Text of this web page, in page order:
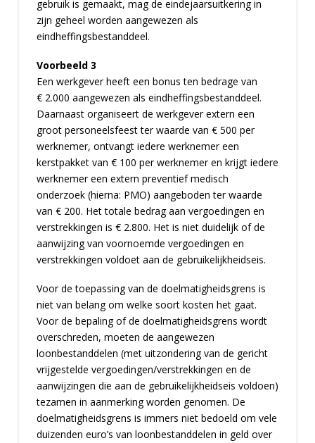
gebruik is gemaakt, mag de eindejaarsuitkering in
zijn geheel worden aangewezen als
eindheffingsbestanddeel.
Voorbeeld 3
Een werkgever heeft een bonus ten bedrage van
€ 2.000 aangewezen als eindheffingsbestanddeel.
Daarnaast organiseert de werkgever extern een
groot personeelsfeest ter waarde van € 500 per
werknemer, ontvangt iedere werknemer een
kerstpakket van € 100 per werknemer en krijgt iedere
werknemer een extern preventief medisch
onderzoek (hierna: PMO) aangeboden ter waarde
van € 200. Het totale bedrag aan vergoedingen en
verstrekkingen is € 2.800. Het is niet duidelijk of de
aanwijzing van voornoemde vergoedingen en
verstrekkingen voldoet aan de gebruikelijkheidseis.
Voor de toepassing van de doelmatigheidsgrens is
niet van belang om welke soort kosten het gaat.
Voor de bepaling of de doelmatigheidsgrens wordt
overschreden, moeten de aangewezen
loonbestanddelen (met uitzondering van de gericht
vrijgestelde vergoedingen/verstrekkingen en de
aanwijzingen die aan de gebruikelijkheidseis voldoen)
tezamen in aanmerking worden genomen. De
doelmatigheidsgrens is immers niet bedoeld om vele
duizenden euro’s van loonbestanddelen in geld over